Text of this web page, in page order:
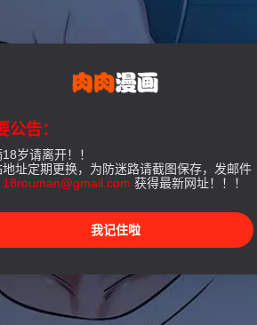
公告：
岁请离开！！
地址定期更换，为防迷路请截图保存，发邮件
18rouman@gmail.com 获得最新网址！！！
我记住啦